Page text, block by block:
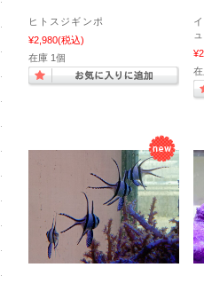
ヒトスジギンポ
¥2,980(税込)
在庫 1個